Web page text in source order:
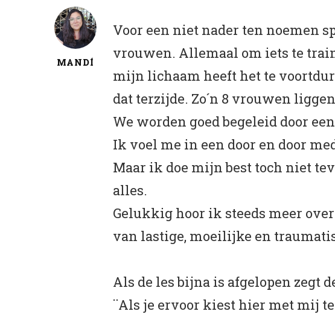
MANDÍ
Voor een niet nader ten noemen
vrouwen. Allemaal om iets te
mijn lichaam heeft het te
dat terzijde. Zo´n 8 vrouwen
We worden goed begeleid door
Ik voel me in een door en door
Maar ik doe mijn best toch niet
alles.
Gelukkig hoor ik steeds meer
van lastige, moeilijke en
Als de les bijna is afgelopen zegt
¨Als je ervoor kiest hier met mij te